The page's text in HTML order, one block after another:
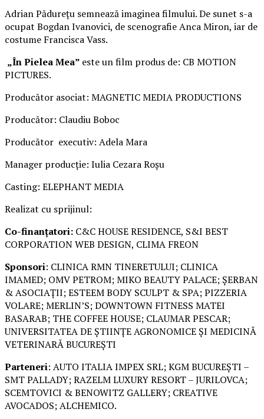
Adrian Pădurețu semnează imaginea filmului. De sunet s-a
ocupat Bogdan Ivanovici, de scenografie Anca Miron, iar de
costume Francisca Vass.
„În Pielea Mea” este un film produs de: CB MOTION
PICTURES.
Producător asociat: MAGNETIC MEDIA PRODUCTIONS
Producător: Claudiu Boboc
Producător executiv: Adela Mara
Manager producție: Iulia Cezara Roșu
Casting: ELEPHANT MEDIA
Realizat cu sprijinul:
Co-finanțatori: C&C HOUSE RESIDENCE, S&I BEST
CORPORATION WEB DESIGN, CLIMA FREON
Sponsori: CLINICA RMN TINERETULUI; CLINICA
IMAMED; OMV PETROM; MIKO BEAUTY PALACE; ȘERBAN
& ASOCIAȚII; ESTEEM BODY SCULPT & SPA; PIZZERIA
VOLARE; MERLIN’S; DOWNTOWN FITNESS MATEI
BASARAB; THE COFFEE HOUSE; CLAUMAR PESCAR;
UNIVERSITATEA DE ȘTIINȚE AGRONOMICE ȘI MEDICINĂ
VETERINARĂ BUCUREȘTI
Parteneri: AUTO ITALIA IMPEX SRL; KGM BUCUREȘTI –
SMT PALLADY; RAZELM LUXURY RESORT – JURILOVCA;
SCEMTOVICI & BENOWITZ GALLERY; CREATIVE
AVOCADOS; ALCHEMICO.